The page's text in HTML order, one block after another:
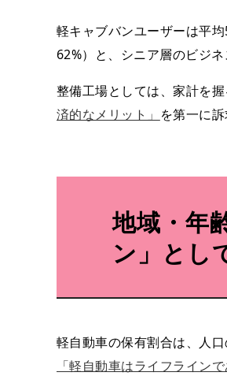
軽キャブバンユーザーは平
62%）と、シニア層のビジネ
整備工場としては、家計を
済的なメリット」 を第一に
地域・年
ン」とし
軽自動車の保有割合は、人
「軽自動車はライフラインで